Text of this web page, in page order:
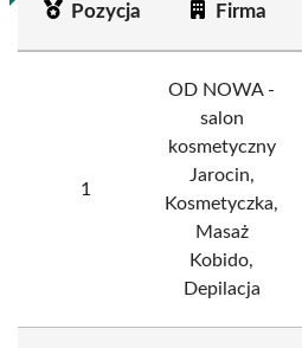
Pozycja Firma
1
OD NOWA -
salon
kosmetyczny
Jarocin,
Kosmetyczka,
Masaż
Kobido,
Depilacja